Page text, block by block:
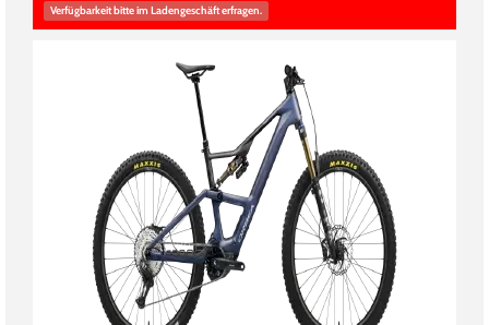
Verfügbarkeit bitte im Ladengeschäft erfragen.